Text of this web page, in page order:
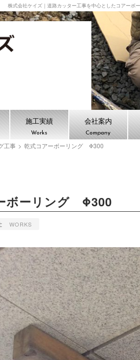
株式会社ケイズ｜道路カッター工事を中心としたコアーボ
株式会社ケイズ TOPPAGE
施工実績
Works
会社案内
Company
工事 > 乾式コアーボーリング Φ300
ボーリング Φ300
WORKS